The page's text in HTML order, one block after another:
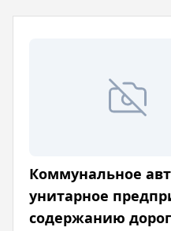
Коммунальное
унитарное
содержанию